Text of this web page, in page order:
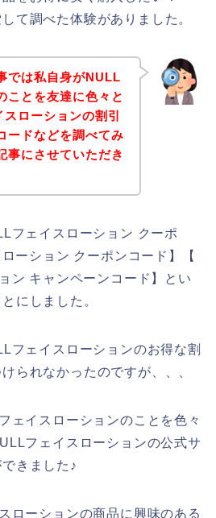
て調べた体験がありました。
では私自身がNULL
ことを友達に色々と
ローションの割引
ードなどを調べてみ
事にさせていただき
フェイスローション クーポ
ーション クーポンコード】【
ン キャンペーンコード】とい
にしました。
フェイスローションのお得な割
られなかったのですが、、、
ェイスローションのことを色々
フェイスローションの公式サ
きました♪
ローションの商品に興味のある